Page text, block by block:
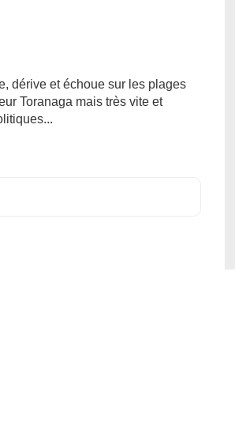
dérive et échoue sur les plages
Toranaga mais très vite et